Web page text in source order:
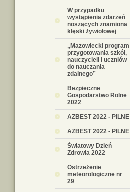
W przypadku
wystąpienia zdarzeń
noszących znamiona
klęski żywiołowej
„Mazowiecki program
przygotowania szkół,
nauczycieli i uczniów
do nauczania
zdalnego”
Bezpieczne
Gospodarstwo Rolne
2022
AZBEST 2022 - PILNE
AZBEST 2022 - PILNE
Światowy Dzień
Zdrowia 2022
Ostrzeżenie
meteorologiczne nr
29